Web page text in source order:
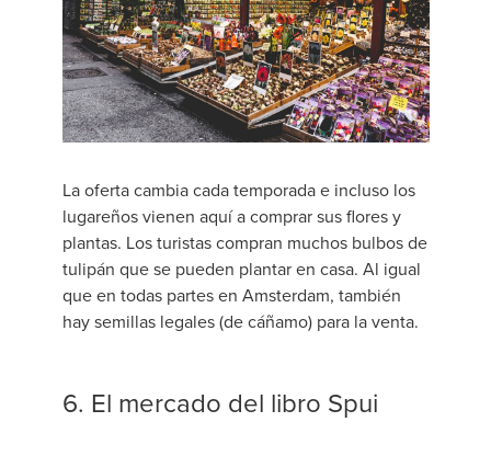
La oferta cambia cada temporada e incluso los
lugareños vienen aquí a comprar sus flores y
plantas. Los turistas compran muchos bulbos de
tulipán que se pueden plantar en casa. Al igual
que en todas partes en Amsterdam, también
hay semillas legales (de cáñamo) para la venta.
6. El mercado del libro Spui